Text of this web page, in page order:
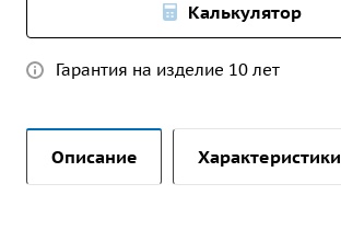
Калькулятор
Гарантия на изделие 10 лет
Описание Характеристики